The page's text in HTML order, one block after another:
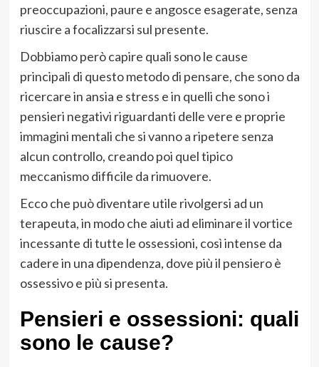
preoccupazioni, paure e angosce esagerate, senza
riuscire a focalizzarsi sul presente.
Dobbiamo però capire quali sono le cause
principali di questo metodo di pensare, che sono da
ricercare in ansia e stress e in quelli che sono i
pensieri negativi riguardanti delle vere e proprie
immagini mentali che si vanno a ripetere senza
alcun controllo, creando poi quel tipico
meccanismo difficile da rimuovere.
Ecco che può diventare utile rivolgersi ad un
terapeuta, in modo che aiuti ad eliminare il vortice
incessante di tutte le ossessioni, così intense da
cadere in una dipendenza, dove più il pensiero è
ossessivo e più si presenta.
Pensieri e ossessioni: quali
sono le cause?